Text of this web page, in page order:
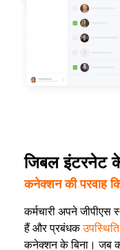
जिबल इंटरनेट
कनेक्शन की परवाह
कर्मचारी अपने
हैं और प्रबंधक
कनेक्शन के बिना। जब